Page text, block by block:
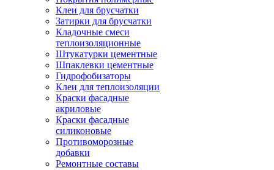
Клеи для брусчатки
Затирки для брусчатки
Кладочные смеси
теплоизоляционные
Штукатурки цементные
Шпаклевки цементные
Гидрофобизаторы
Клеи для теплоизоляции
Краски фасадные
акриловые
Краски фасадные
силиконовые
Противоморозные
добавки
Ремонтные составы